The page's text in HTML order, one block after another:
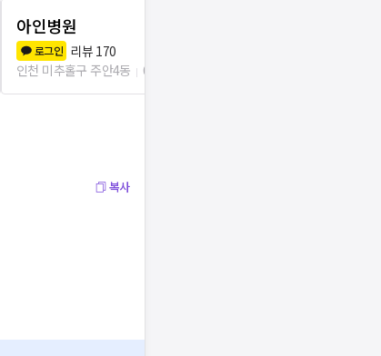
아인병원
로그인 리뷰 170
인천 미추홀구 주안4동
608m
복사